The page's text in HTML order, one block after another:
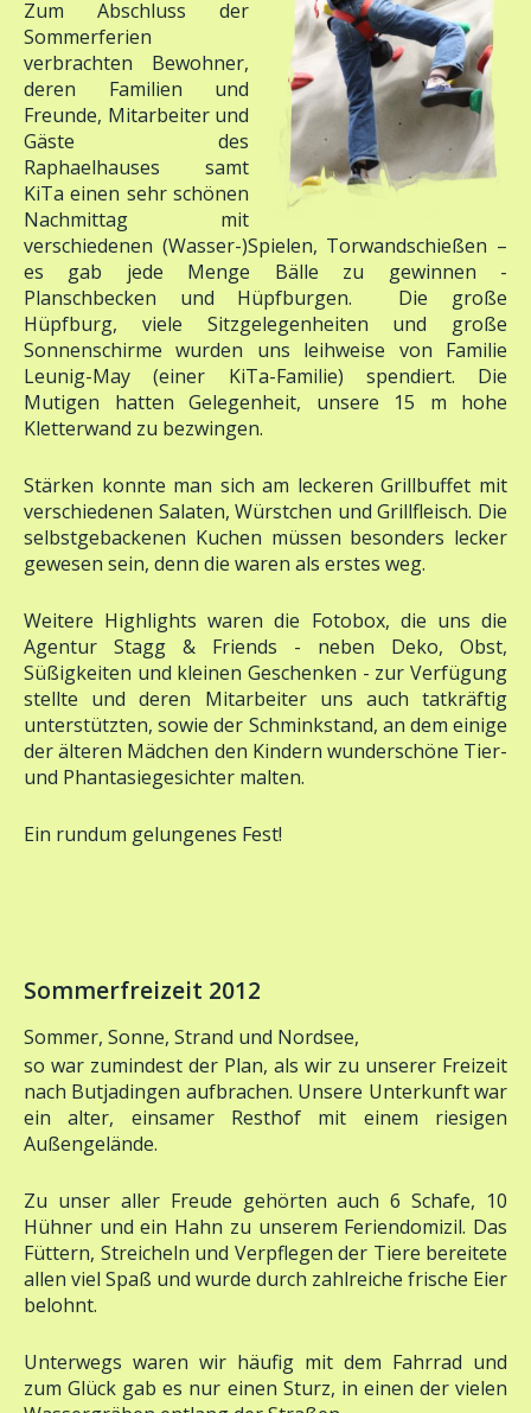
Sommerferien
verbrachten Bewohner,
deren Familien und
Freunde, Mitarbeiter und
Gäste des
Raphaelhauses samt
KiTa einen sehr schönen
Nachmittag mit
verschiedenen (Wasser-)Spielen, Torwandschießen –
es gab jede Menge Bälle zu gewinnen -
Planschbecken und Hüpfburgen. Die große
Hüpfburg, viele Sitzgelegenheiten und große
Sonnenschirme wurden uns leihweise von Familie
Leunig-May (einer KiTa-Familie) spendiert. Die
Mutigen hatten Gelegenheit, unsere 15 m hohe
Kletterwand zu bezwingen.
verschiedenen Salaten, Würstchen und Grillfleisch. Die
selbstgebackenen Kuchen müssen besonders lecker
gewesen sein, denn die waren als erstes weg.
Agentur Stagg & Friends - neben Deko, Obst,
Süßigkeiten und kleinen Geschenken - zur Verfügung
stellte und deren Mitarbeiter uns auch tatkräftig
unterstützten, sowie der Schminkstand, an dem einige
der älteren Mädchen den Kindern wunderschöne Tier-
und Phantasiegesichter malten.
so war zumindest der Plan, als wir zu unserer Freizeit
nach Butjadingen aufbrachen. Unsere Unterkunft war
ein alter, einsamer Resthof mit einem riesigen
Außengelände.
Hühner und ein Hahn zu unserem Feriendomizil. Das
Füttern, Streicheln und Verpflegen der Tiere bereitete
allen viel Spaß und wurde durch zahlreiche frische Eier
belohnt.
zum Glück gab es nur einen Sturz, in einen der vielen
Wassergräben entlang der Straßen.